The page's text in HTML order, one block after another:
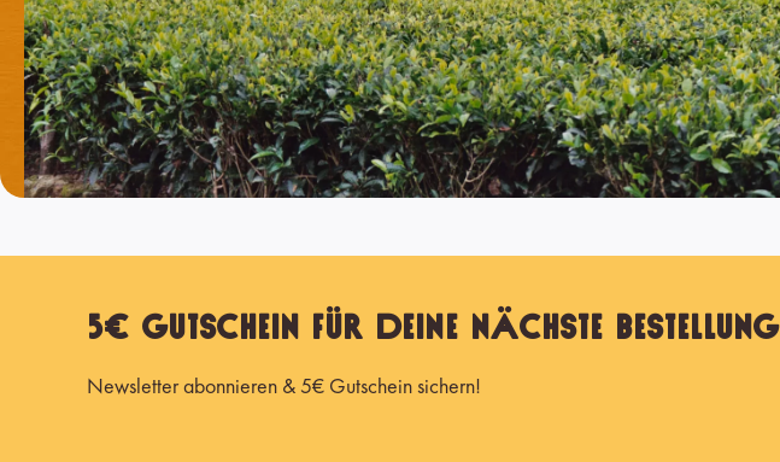
5€ Gutschein für Deine nächste Bestellung
Newsletter abonnieren & 5€ Gutschein sichern!